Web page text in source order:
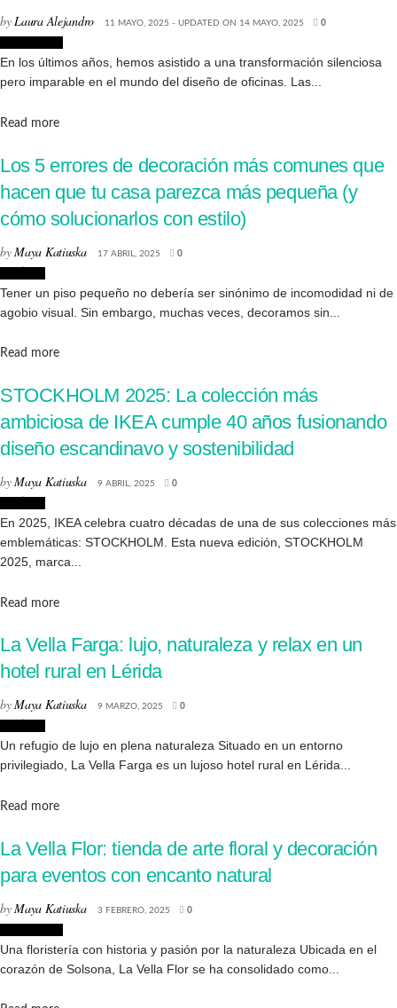
byLaura Alejandro 11 MAYO, 2025 - UPDATED ON 14 MAYO, 2025 0
En los últimos años, hemos asistido a una transformación silenciosa
pero imparable en el mundo del diseño de oficinas. Las...
Read moreDetails
Los 5 errores de decoración más comunes que
hacen que tu casa parezca más pequeña (y
cómo solucionarlos con estilo)
byMaya Katiuska 17 ABRIL, 2025 0
Tener un piso pequeño no debería ser sinónimo de incomodidad ni de
agobio visual. Sin embargo, muchas veces, decoramos sin...
Read moreDetails
STOCKHOLM 2025: La colección más
ambiciosa de IKEA cumple 40 años fusionando
diseño escandinavo y sostenibilidad
byMaya Katiuska 9 ABRIL, 2025 0
En 2025, IKEA celebra cuatro décadas de una de sus colecciones más
emblemáticas: STOCKHOLM. Esta nueva edición, STOCKHOLM
2025, marca...
Read moreDetails
La Vella Farga: lujo, naturaleza y relax en un
hotel rural en Lérida
byMaya Katiuska 9 MARZO, 2025 0
Un refugio de lujo en plena naturaleza Situado en un entorno
privilegiado, La Vella Farga es un lujoso hotel rural en Lérida...
Read moreDetails
La Vella Flor: tienda de arte floral y decoración
para eventos con encanto natural
byMaya Katiuska 3 FEBRERO, 2025 0
Una floristería con historia y pasión por la naturaleza Ubicada en el
corazón de Solsona, La Vella Flor se ha consolidado como...